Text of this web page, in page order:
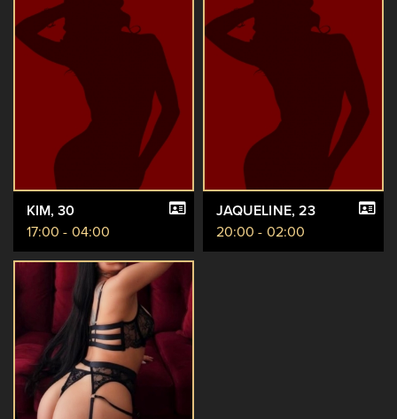
KIM, 30
17:00 - 04:00
JAQUELINE, 23
20:00 - 02:00